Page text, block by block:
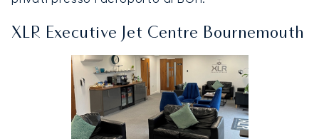
XLR Executive Jet Centre Bournemouth